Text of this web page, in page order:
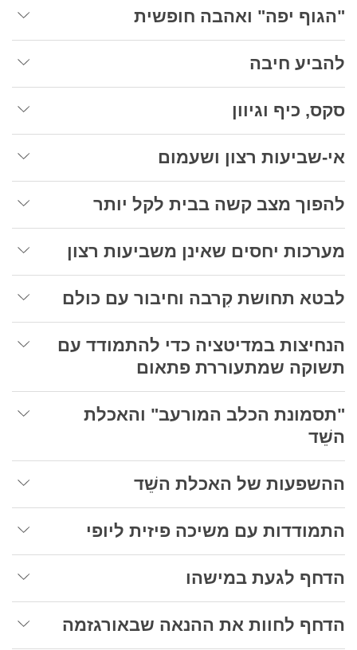
"הגוף יפה" ואהבה חופשית
להביע חיבה
סקס, כיף וגיוון
אי-שביעות רצון ושעמום
להפוך מצב קשה בבית לקל יותר
מערכות יחסים שאינן משביעות רצון
לבטא תחושת קִרבה וחיבור עם כולם
הנחיצות במדיטציה כדי להתמודד עם
תשוקה שמתעוררת פתאום
"תסמונת הכלב המורעב" והאכלת
השֵׁד
ההשפעות של האכלת השֵׁד
התמודדות עם משיכה פיזית ליופי
הדחף לגעת במישהו
הדחף לחוות את ההנאה שבאורגזמה